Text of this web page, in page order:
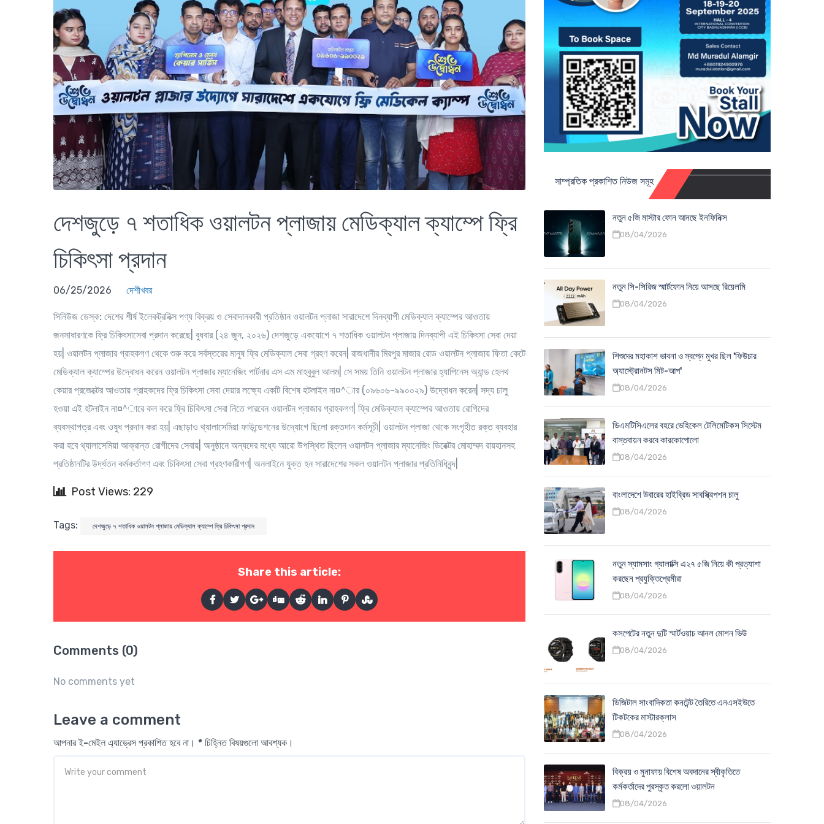
দেশজুড়ে ৭ শতাধিক ওয়ালটন প্লাজায় মেডিক্যাল ক্যাম্পে ফ্রি
চিকিৎসা প্রদান
06/25/2026 দেশীখবর
সিনিউজ ডেস্ক: দেশের শীর্ষ ইলেকট্রনিক্স পণ্য বিক্রয় ও সেবাদানকারী প্রতিষ্ঠান ওয়ালটন প্লাজা সারাদেশে দিনব্যাপী মেডিক্যাল ক্যাম্পের আওতায়
জনসাধারণকে ফ্রি চিকিৎসাসেবা প্রদান করেছে| বুধবার (২৪ জুন, ২০২৬) দেশজুড়ে একযোগে ৭ শতাধিক ওয়ালটন প্লাজায় দিনব্যাপী এই চিকিৎসা সেবা দেয়া
হয়| ওয়ালটন প্লাজার গ্রাহকগণ থেকে শুরু করে সর্বস্তরের মানুষ ফ্রি মেডিক্যাল সেবা গ্রহণ করেন| রাজধানীর মিরপুর মাজার রোড ওয়ালটন প্লাজায় ফিতা কেটে
মেডিক্যাল ক্যাম্পের উদ্বোধন করেন ওয়ালটন প্লাজার ম্যানেজিং পার্টনার এস এম মাহবুবুল আলম| সে সময় তিনি ওয়ালটন প্লাজার হ্যাপিনেস অ্যান্ড হেলথ
কেয়ার প্রজেক্টের আওতায় গ্রাহকদের ফ্রি চিকিৎসা সেবা দেয়ার লক্ষ্যে একটি বিশেষ হটলাইন না¤^ার (০৯৬০৬-৯৯০০২৯) উদ্বোধন করেন| সদ্য চালু
হওয়া এই হটলাইন না¤^ারে কল করে ফ্রি চিকিৎসা সেবা নিতে পারবেন ওয়ালটন প্লাজার গ্রাহকগণ| ফ্রি মেডিক্যাল ক্যাম্পের আওতায় রোগিদের
ব্যবস্থাপত্র এবং ওষুধ প্রদান করা হয়| এছাড়াও থ্যালাসেমিয়া ফাউন্ডেশনের উদ্যোগে ছিলো রক্তদান কর্মসূচী| ওয়ালটন প্লাজা থেকে সংগৃহীত রক্ত ব্যবহার
করা হবে থ্যালাসেমিয়া আক্রান্ত রোগীদের সেবায়| অনুষ্ঠানে অন্যদের মধ্যে আরো উপস্থিত ছিলেন ওয়ালটন প্লাজার ম্যানেজিং ডিরেক্টর মোহাম্মদ রায়হানসহ
প্রতিষ্ঠানটির উর্দ্ধতন কর্মকর্তাগণ এবং চিকিৎসা সেবা গ্রহণকারীগণ| অনলাইনে যুক্ত হন সারাদেশের সকল ওয়ালটন প্লাজার প্রতিনিধিবৃন্দ|
Post Views: 229
Tags: দেশজুড়ে ৭ শতাধিক ওয়ালটন প্লাজায় মেডিক্যাল ক্যাম্পে ফ্রি চিকিৎসা প্রদান
Share this article:
Comments (0)
No comments yet
Leave a comment
আপনার ই-মেইল এ্যাড্রেস প্রকাশিত হবে না। * চিহ্নিত বিষয়গুলো আবশ্যক।
সাম্প্রতিক প্রকাশিত নিউজ সমূহ
নতুন ৫জি মাস্টার ফোন আনছে ইনফিনিক্স
08/04/2026
নতুন সি-সিরিজ স্মার্টফোন নিয়ে আসছে রিয়েলমি
08/04/2026
শিশুদের মহাকাশ ভাবনা ও স্বপ্নে মুখর ছিল 'ফিউচার
অ্যাস্ট্রোনটস মিট-আপ'
08/04/2026
ডিএমটিসিএলের বহরে ভেহিকেল টেলিমেটিকস সিস্টেম
বাস্তবায়ন করবে কারকোপোলো
08/04/2026
বাংলাদেশে উবারের হাইব্রিড সাবস্ক্রিপশন চালু
08/04/2026
নতুন স্যামসাং গ্যালাক্সি এ২৭ ৫জি নিয়ে কী প্রত্যাশা
করছেন প্রযুক্তিপ্রেমীরা
08/04/2026
কসপেটের নতুন দুটি স্মার্টওয়াচ আনল মোশন ভিউ
08/04/2026
ডিজিটাল সাংবাদিকতা কনটেন্ট তৈরিতে এনএসইউতে
টিকটকের মাস্টারক্লাস
08/04/2026
বিক্রয় ও মুনাফায় বিশেষ অবদানের স্বীকৃতিতে
কর্মকর্তাদের পুরস্কৃত করলো ওয়ালটন
08/04/2026